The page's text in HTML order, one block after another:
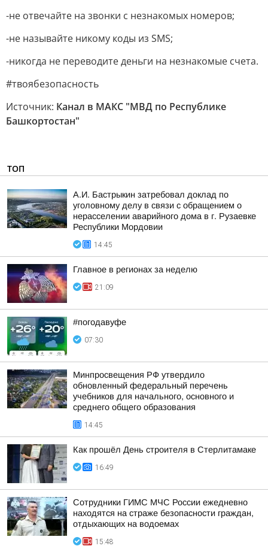
-не отвечайте на звонки с незнакомых номеров;
-не называйте никому коды из SMS;
-никогда не переводите деньги на незнакомые счета.
#твоябезопасность
Источник: Канал в МАКС "МВД по Республике
Башкортостан"
ТОП
А.И. Бастрыкин затребовал доклад по
уголовному делу в связи с обращением о
нерасселении аварийного дома в г. Рузаевке
Республики Мордовии
14:45
Главное в регионах за неделю
21:09
#погодавуфе
07:30
Минпросвещения РФ утвердило
обновленный федеральный перечень
учебников для начального, основного и
среднего общего образования
14:45
Как прошёл День строителя в Стерлитамаке
16:49
Сотрудники ГИМС МЧС России ежедневно
находятся на страже безопасности граждан,
отдыхающих на водоемах
15:48